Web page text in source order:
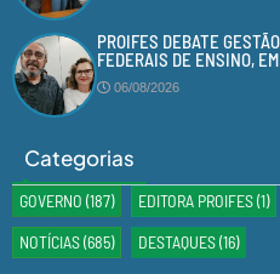
PROIFES DEBATE
FEDERAIS DE ENSINO,
06/08/2026
Categorias
GOVERNO (187) EDITORA PROIFES(1)
NOTÍCIAS(685) DESTAQUES(16)